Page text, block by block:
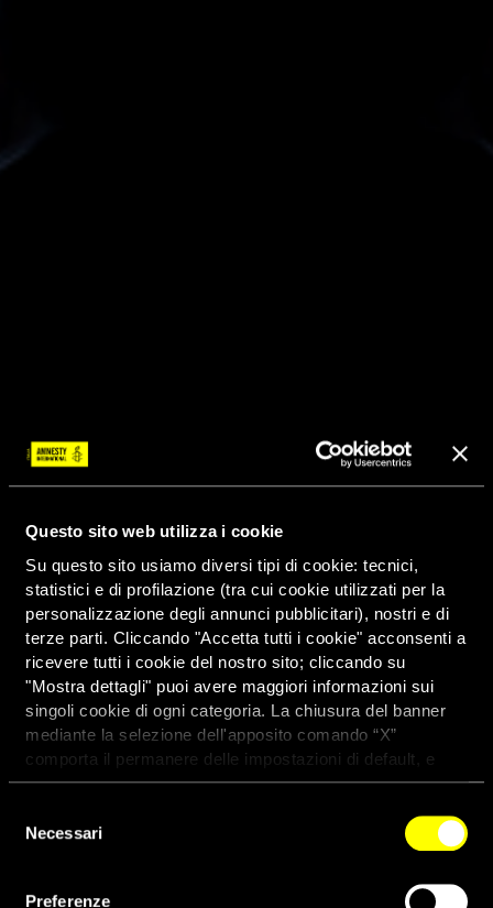
Questo sito web utilizza i cookie
Su questo sito usiamo diversi tipi di cookie: tecnici,
statistici e di profilazione (tra cui cookie utilizzati per la
personalizzazione degli annunci pubblicitari), nostri e di
terze parti. Cliccando "Accetta tutti i cookie" acconsenti a
ricevere tutti i cookie del nostro sito; cliccando su
"Mostra dettagli" puoi avere maggiori informazioni sui
singoli cookie di ogni categoria. La chiusura del banner
mediante la selezione dell'apposito comando “X”
comporta il permanere delle impostazioni di default, e
dunque la continuazione della navigazione con i cookie
dei cookie attivi sul sito clicca
delNecessari
Preferenze
Tribunale russo condanna a 13